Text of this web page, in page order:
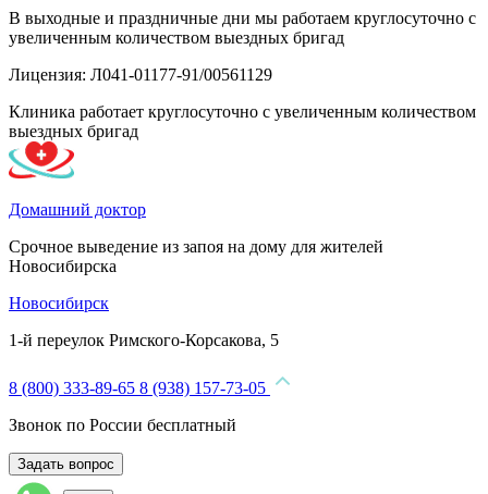
В выходные и праздничные дни мы работаем круглосуточно с
увеличенным количеством выездных бригад
Лицензия: Л041-01177-91/00561129
Клиника работает круглосуточно с увеличенным количеством
выездных бригад
Домашний доктор
Срочное выведение из запоя на дому для жителей
Новосибирска
Новосибирск
1-й переулок Римского-Корсакова, 5
8 (800) 333-89-65 8 (938) 157-73-05
Звонок по России бесплатный
Задать вопрос